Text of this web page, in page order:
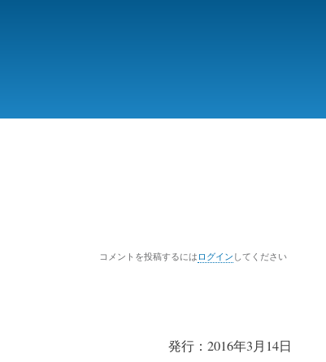
コメントを投稿するにはログインしてください
発行：2016年3月14日